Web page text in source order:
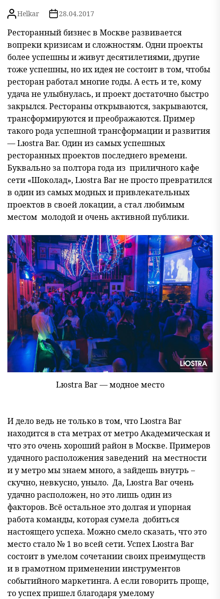
Helkar 28.04.2017
Ресторанный бизнес в Москве развивается
вопреки кризисам и сложностям. Одни проекты
более успешны и живут десятилетиями, другие
тоже успешны, но их идея не состоит в том, чтобы
ресторан работал многие годы. А есть и те, кому
удача не улыбнулась, и проект достаточно быстро
закрылся. Рестораны открываются, закрываются,
трансформируются и преображаются. Пример
такого рода успешной трансформации и развития
— Lюstra Bar. Один из самых успешных
ресторанных проектов последнего времени.
Буквально за полтора года из приличного кафе
сети «Шоколад», Lюstra Bar не просто превратился
в один из самых модных и привлекательных
проектов в своей локации, а стал любимым
местом молодой и очень активной публики.
Lюstra Bar — модное место
И дело ведь не только в том, что Lюstra Bar
находится в ста метрах от метро Академическая и
что это очень хороший район в Москве. Примеров
удачного расположения заведений на местности
и у метро мы знаем много, а зайдешь внутрь –
скучно, невкусно, уныло. Да, Lюstra Bar очень
удачно расположен, но это лишь один из
факторов. Всё остальное это долгая и упорная
работа команды, которая сумела добиться
настоящего успеха. Можно смело сказать, что это
место стало № 1 во всей сети. Успех Lюstra Bar
состоит в умелом сочетании своих преимуществ
и в грамотном применении инструментов
событийного маркетинга. А если говорить проще,
то успех пришел благодаря умелому